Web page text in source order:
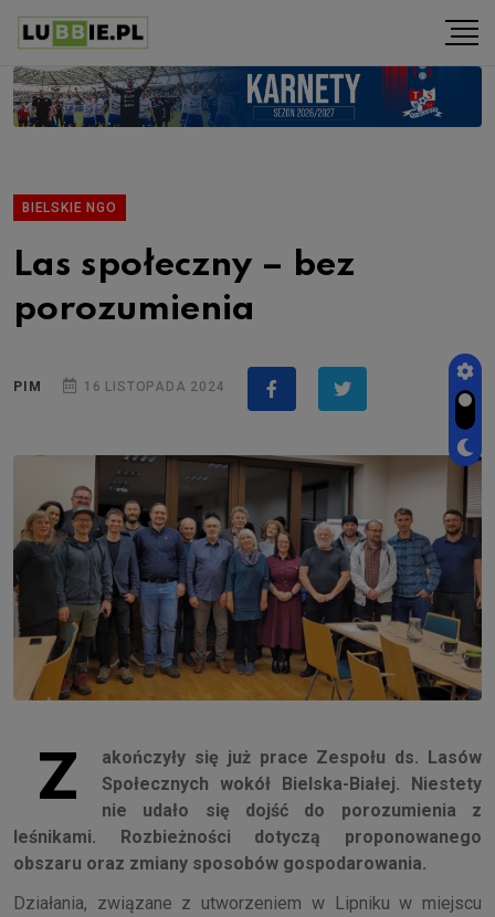
BIELSKIE NGO
Las społeczny – bez
porozumienia
PIM 16 LISTOPADA 2024
Z
akończyły się już prace Zespołu ds. Lasów
Społecznych wokół Bielska-Białej. Niestety
nie udało się dojść do porozumienia z
leśnikami. Rozbieżności dotyczą proponowanego
obszaru oraz zmiany sposobów gospodarowania.
Działania, związane z utworzeniem w Lipniku w miejscu